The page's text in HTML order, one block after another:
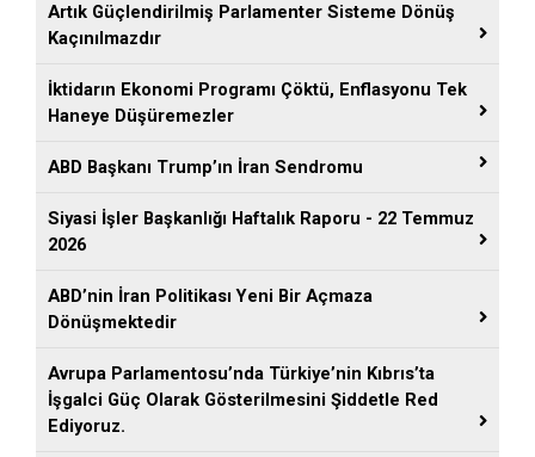
Artık Güçlendirilmiş Parlamenter Sisteme Dönüş
Kaçınılmazdır
İktidarın Ekonomi Programı Çöktü, Enflasyonu Tek
Haneye Düşüremezler
ABD Başkanı Trump’ın İran Sendromu
Siyasi İşler Başkanlığı Haftalık Raporu - 22 Temmuz
2026
ABD’nin İran Politikası Yeni Bir Açmaza
Dönüşmektedir
Avrupa Parlamentosu’nda Türkiye’nin Kıbrıs’ta
İşgalci Güç Olarak Gösterilmesini Şiddetle Red
Ediyoruz.